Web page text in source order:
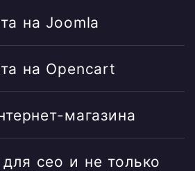
на Joomla
на Opencart
магазина
сео и не только